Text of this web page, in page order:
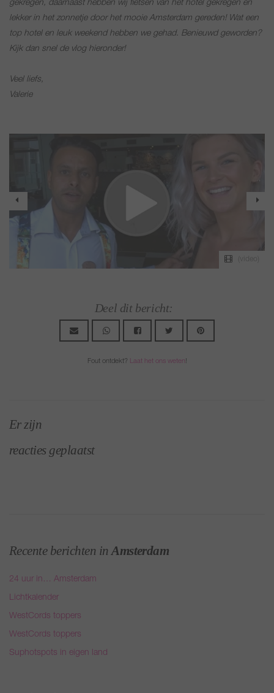
gekregen, daarnaast hebben wij fietsen van het hotel gekregen en
lekker in het zonnetje door het mooie Amsterdam gereden! Wat een
top hotel en leuk weekend hebben we gehad. Benieuwd geworden?
Kijk dan snel de vlog hieronder!
Veel liefs,
Valerie
Deel dit bericht:
Fout ontdekt? Laat het ons weten!
Er zijn
reacties geplaatst
Recente berichten inAmsterdam
24 uur in… Amsterdam
Lichtkalender
WestCords toppers
WestCords toppers
Suphotspots in eigen land